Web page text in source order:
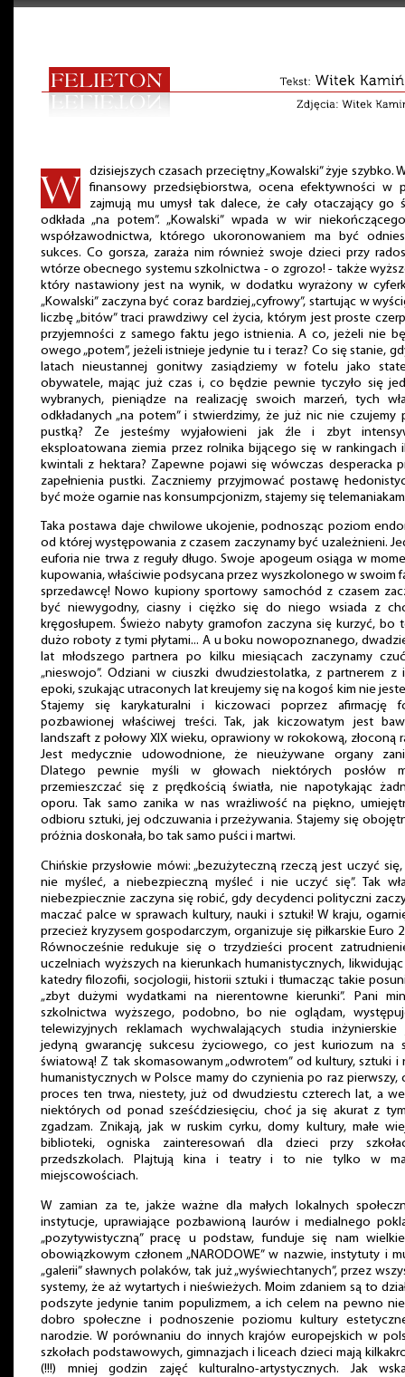
dzisiejszych czasach przeciętny „Kowalski” żyje szybko.
finansowy przedsiębiorstwa, ocena efektywności w
zajmują mu umysł tak dalece, że cały otaczający go
odkłada „na potem”. „Kowalski” wpada w wir
współzawodnictwa, którego ukoronowaniem ma być
sukces. Co gorsza, zaraża nim również swoje dzieci przy
wtórze obecnego systemu szkolnictwa - o zgrozo! - także
który nastawiony jest na wynik, w dodatku wyrażony w
„Kowalski” zaczyna być coraz bardziej „cyfrowy”, startując w
liczbę „bitów” traci prawdziwy cel życia, którym jest proste
przyjemności z samego faktu jego istnienia. A co, jeżeli nie
owego „potem”, jeżeli istnieje jedynie tu i teraz? Co się stanie,
latach nieustannej gonitwy zasiądziemy w fotelu jako
obywatele, mając już czas i, co będzie pewnie tyczyło się
wybranych, pieniądze na realizację swoich marzeń, tych
odkładanych „na potem” i stwierdzimy, że już nic nie czujemy
pustką? Że jesteśmy wyjałowieni jak źle i zbyt
eksploatowana ziemia przez rolnika bijącego się w rankingach
kwintali z hektara? Zapewne pojawi się wówczas desperacka
zapełnienia pustki. Zaczniemy przyjmować postawę
być może ogarnie nas konsumpcjonizm, stajemy się
Taka postawa daje chwilowe ukojenie, podnosząc poziom
od której występowania z czasem zaczynamy być uzależnieni.
euforia nie trwa z reguły długo. Swoje apogeum osiąga w
kupowania, właściwie podsycana przez wyszkolonego w swoim
sprzedawcę! Nowo kupiony sportowy samochód z czasem
być niewygodny, ciasny i ciężko się do niego wsiada z
kręgosłupem. Świeżo nabyty gramofon zaczyna się kurzyć, bo
dużo roboty z tymi płytami... A u boku nowopoznanego,
lat młodszego partnera po kilku miesiącach zaczynamy
„nieswojo”. Odziani w ciuszki dwudziestolatka, z partnerem z
epoki, szukając utraconych lat kreujemy się na kogoś kim nie
Stajemy się karykaturalni i kiczowaci poprzez afirmację
pozbawionej właściwej treści. Tak, jak kiczowatym jest
landszaft z połowy XIX wieku, oprawiony w rokokową, złoconą
Jest medycznie udowodnione, że nieużywane organy
Dlatego pewnie myśli w głowach niektórych posłów
przemieszczać się z prędkością światła, nie napotykając
oporu. Tak samo zanika w nas wrażliwość na piękno,
odbioru sztuki, jej odczuwania i przeżywania. Stajemy się
próżnia doskonała, bo tak samo puści i martwi.
Chińskie przysłowie mówi: „bezużyteczną rzeczą jest uczyć
nie myśleć, a niebezpieczną myśleć i nie uczyć się”. Tak
niebezpiecznie zaczyna się robić, gdy decydenci polityczni
maczać palce w sprawach kultury, nauki i sztuki! W kraju,
przecież kryzysem gospodarczym, organizuje się piłkarskie Euro
Równocześnie redukuje się o trzydzieści procent
uczelniach wyższych na kierunkach humanistycznych, likwidując
katedry filozofii, socjologii, historii sztuki i tłumacząc takie
„zbyt dużymi wydatkami na nierentowne kierunki”. Pani
szkolnictwa wyższego, podobno, bo nie oglądam,
telewizyjnych reklamach wychwalających studia inżynierskie
jedyną gwarancję sukcesu życiowego, co jest kuriozum na
światową! Z tak skomasowanym „odwrotem” od kultury, sztuki i
humanistycznych w Polsce mamy do czynienia po raz pierwszy,
proces ten trwa, niestety, już od dwudziestu czterech lat, a
niektórych od ponad sześćdziesięciu, choć ja się akurat z
zgadzam. Znikają, jak w ruskim cyrku, domy kultury, małe
biblioteki, ogniska zainteresowań dla dzieci przy
przedszkolach. Plajtują kina i teatry i to nie tylko w
miejscowościach.
W zamian za te, jakże ważne dla małych lokalnych
instytucje, uprawiające pozbawioną laurów i medialnego
„pozytywistyczną” pracę u podstaw, funduje się nam
obowiązkowym członem „NARODOWE” w nazwie, instytuty i
„galerii” sławnych polaków, tak już „wyświechtanych”, przez
systemy, że aż wytartych i nieświeżych. Moim zdaniem są to
podszyte jedynie tanim populizmem, a ich celem na pewno
dobro społeczne i podnoszenie poziomu kultury
narodzie. W porównaniu do innych krajów europejskich w
szkołach podstawowych, gimnazjach i liceach dzieci mają
(!!!) mniej godzin zajęć kulturalno-artystycznych. Jak